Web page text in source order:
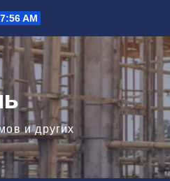
AM
и других